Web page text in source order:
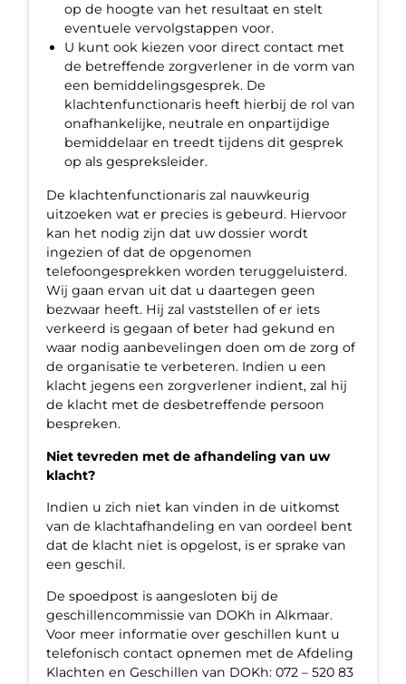
op de hoogte van het resultaat en stelt
eventuele vervolgstappen voor.
U kunt ook kiezen voor direct contact met
de betreffende zorgverlener in de vorm van
een bemiddelingsgesprek. De
klachtenfunctionaris heeft hierbij de rol van
onafhankelijke, neutrale en onpartijdige
bemiddelaar en treedt tijdens dit gesprek
op als gespreksleider.
De klachtenfunctionaris zal nauwkeurig
uitzoeken wat er precies is gebeurd. Hiervoor
kan het nodig zijn dat uw dossier wordt
ingezien of dat de opgenomen
telefoongesprekken worden teruggeluisterd.
Wij gaan ervan uit dat u daartegen geen
bezwaar heeft. Hij zal vaststellen of er iets
verkeerd is gegaan of beter had gekund en
waar nodig aanbevelingen doen om de zorg of
de organisatie te verbeteren. Indien u een
klacht jegens een zorgverlener indient, zal hij
de klacht met de desbetreffende persoon
bespreken.
Niet tevreden met de afhandeling van uw
klacht?
Indien u zich niet kan vinden in de uitkomst
van de klachtafhandeling en van oordeel bent
dat de klacht niet is opgelost, is er sprake van
een geschil.
De spoedpost is aangesloten bij de
geschillencommissie van DOKh in Alkmaar.
Voor meer informatie over geschillen kunt u
telefonisch contact opnemen met de Afdeling
Klachten en Geschillen van DOKh: 072 – 520 83